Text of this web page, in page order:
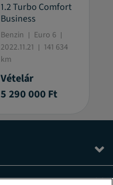
1.2 Turbo Comfort
Business
Benzin
Euro 6
2022.11.21
141 634
km
Vételár
5 290 000 Ft